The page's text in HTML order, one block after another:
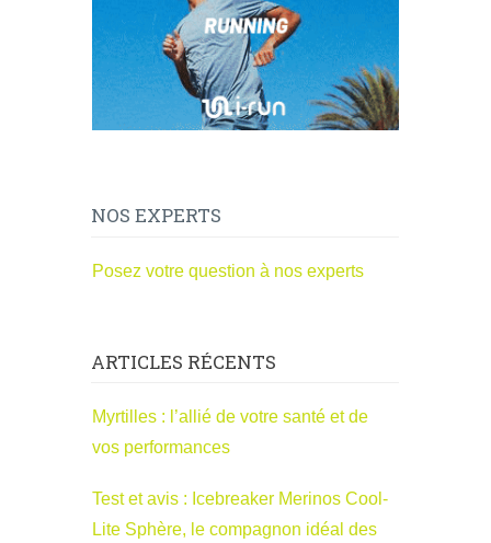
NOS EXPERTS
Posez votre question à nos experts
ARTICLES RÉCENTS
Myrtilles : l’allié de votre santé et de
vos performances
Test et avis : Icebreaker Merinos Cool-
Lite Sphère, le compagnon idéal des